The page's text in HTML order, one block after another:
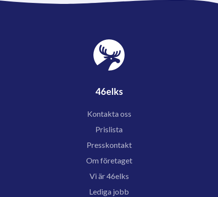
46elks
Kontakta oss
Prislista
Presskontakt
Om företaget
Vi är 46elks
Lediga jobb